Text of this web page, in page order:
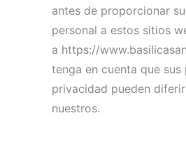
antes de proporcionar
personal a estos sitios
a https://
tenga en cuenta que
privacidad pueden
nuestros.